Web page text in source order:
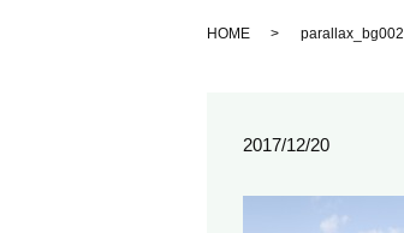
HOME parallax_bg002
2017/12/20